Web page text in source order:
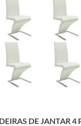
DE JANTAR 4